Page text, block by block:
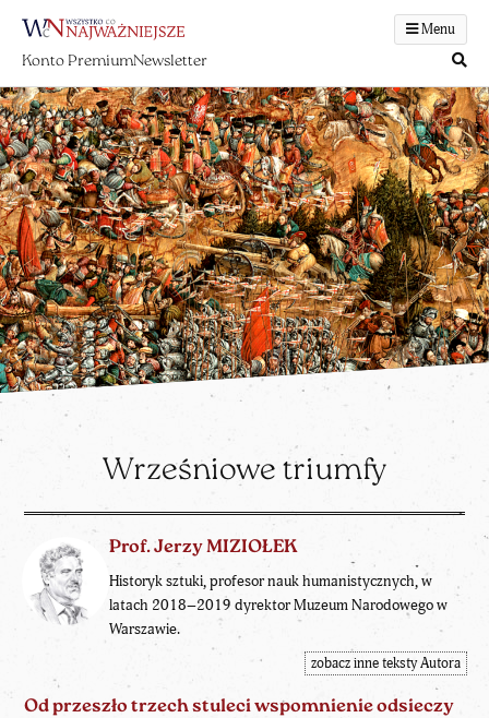
Menu
Konto PremiumNewsletter
Wrześniowe triumfy
Prof. Jerzy MIZIOŁEK
Historyk sztuki, profesor nauk humanistycznych, w
latach 2018–2019 dyrektor Muzeum Narodowego w
Warszawie.
zobacz inne teksty Autora
Od przeszło trzech stuleci wspomnienie odsieczy